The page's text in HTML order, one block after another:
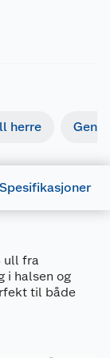
herre
Spesifikasjoner
ull fra
i halsen og
til både
1230
GUL